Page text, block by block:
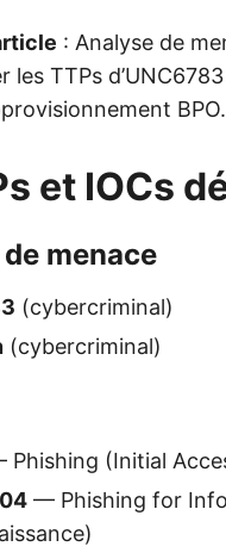
: Analyse de
les TTPs
BPO.
et IOCs
menace
(cybercriminal)
(cybercriminal)
Phishing (Initial
— Phishing for